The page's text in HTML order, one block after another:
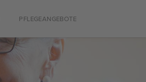
PFLEGEANGEBOTE